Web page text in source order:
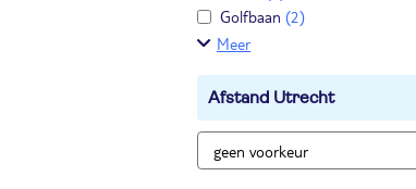
Golfbaan (2)
Meer
Afstand Utrecht